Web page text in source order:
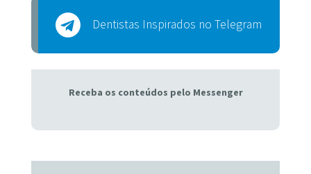
Dentistas Inspirados no Telegram
Receba os conteúdos pelo Messenger